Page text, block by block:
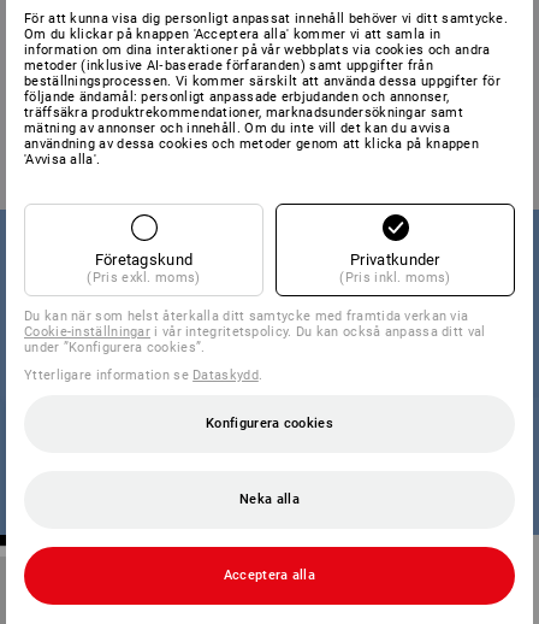
För att kunna visa dig personligt anpassat innehåll behöver vi ditt samtycke.
Om du klickar på knappen 'Acceptera alla' kommer vi att samla in
information om dina interaktioner på vår webbplats via cookies och andra
metoder (inklusive AI‑baserade förfaranden) samt uppgifter från
beställningsprocessen. Vi kommer särskilt att använda dessa uppgifter för
följande ändamål: personligt anpassade erbjudanden och annonser,
träffsäkra produktrekommendationer, marknadsundersökningar samt
mätning av annonser och innehåll. Om du inte vill det kan du avvisa
användning av dessa cookies och metoder genom att klicka på knappen
'Avvisa alla'.
Företagskund
(Pris exkl. moms)
Privatkunder
(Pris inkl. moms)
Du kan när som helst återkalla ditt samtycke med framtida verkan via
Cookie-inställningar i vår integritetspolicy. Du kan också anpassa ditt val
under ”Konfigurera cookies”.
Ytterligare information se Dataskydd.
Konfigurera cookies
Neka alla
Acceptera alla